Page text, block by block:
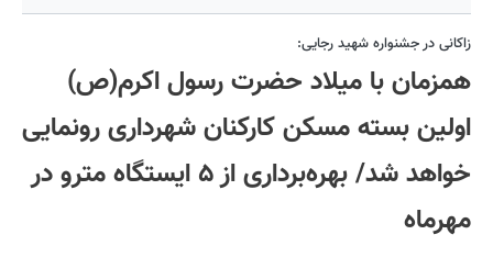
۱۲ شهریور ۱۴۰۴ - ۱۱:۴۸
کد مطلب:71930
زاکانی در جشنواره شهید رجایی:
همزمان با میلاد حضرت رسول اکرم(ص)
اولین بسته مسکن کارکنان شهرداری رونمایی
خواهد شد/ بهره‌برداری از ۵ ایستگاه مترو در
مهرماه